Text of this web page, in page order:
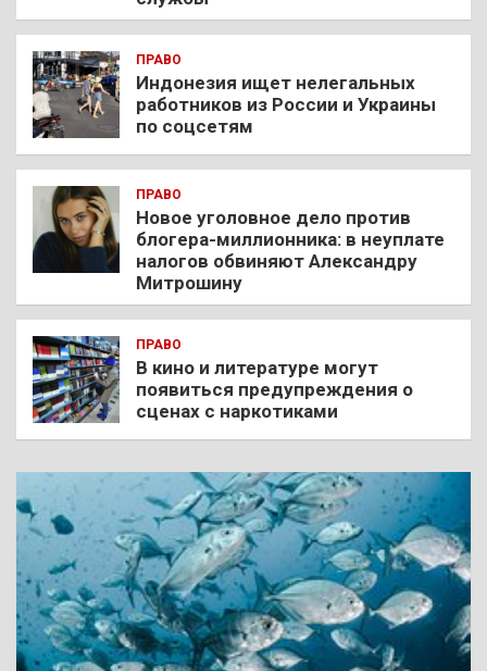
ПРАВО
Индонезия ищет нелегальных
работников из России и Украины
по соцсетям
ПРАВО
Новое уголовное дело против
блогера-миллионника: в неуплате
налогов обвиняют Александру
Митрошину
ПРАВО
В кино и литературе могут
появиться предупреждения о
сценах с наркотиками